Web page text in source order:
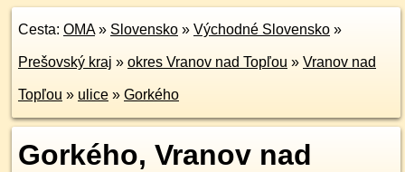
Cesta: OMA» Slovensko » Východné Slovensko »
Prešovský kraj » okres Vranov nad Topľou » Vranov nad
Topľou » ulice » Gorkého
Gorkého, Vranov nad